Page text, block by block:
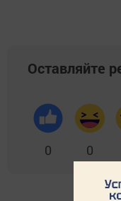
Оставляйте
0 0